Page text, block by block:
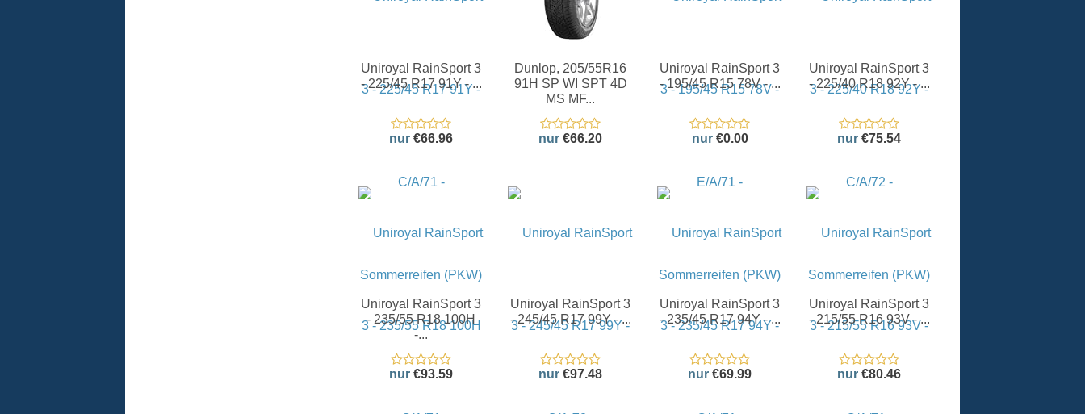
Uniroyal RainSport 3
- 225/45 R17 91Y - ...
nur €66.96
Dunlop, 205/55R16
91H SP WI SPT 4D
MS MF...
nur €66.20
Uniroyal RainSport 3
- 195/45 R15 78V - ...
nur €0.00
Uniroyal RainSport 3
- 225/40 R18 92Y - ...
nur €75.54
Uniroyal RainSport 3
- 235/55 R18 100H
-...
nur €93.59
Uniroyal RainSport 3
- 245/45 R17 99Y - ...
nur €97.48
Uniroyal RainSport 3
- 235/45 R17 94Y - ...
nur €69.99
Uniroyal RainSport 3
- 215/55 R16 93V - ...
nur €80.46